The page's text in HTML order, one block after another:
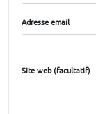
Adresse email
Site web (facultatif)